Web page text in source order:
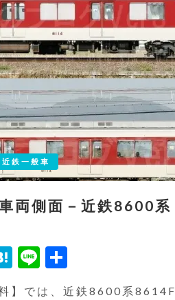
近鉄一般車
車両側面－近鉄8600系
Hatena
Line
共
有
】では、近鉄8600系8614F